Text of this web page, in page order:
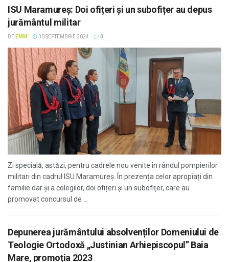
ISU Maramureș: Doi ofițeri și un subofițer au depus
jurământul militar
DE EMM 30 SEPTEMBRIE 2024 0
Zi specială, astăzi, pentru cadrele nou venite în rândul pompierilor
militari din cadrul ISU Maramureș. În prezența celor apropiați din
familie dar și a colegilor, doi ofițeri și un subofițer, care au
promovat concursul de ...
Depunerea jurământului absolvenților Domeniului de
Teologie Ortodoxă „Justinian Arhiepiscopul” Baia
Mare, promoția 2023